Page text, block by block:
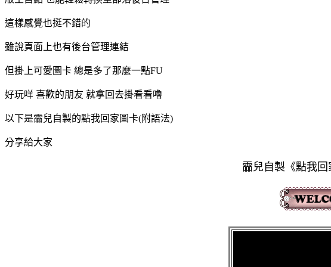
這樣感覺也挺不錯的
雖說頁面上也有後台管理連結
但掛上可愛圖卡 總是多了那麼一點FU
好玩咩 喜歡的朋友 就拿回去掛看看嚕
以下是霝兒自製的點我回家圖卡(附語法)
分享給大家
霝兒自製《點我